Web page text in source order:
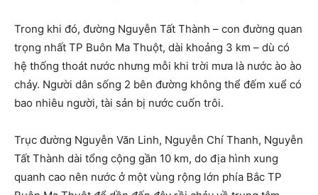
Trong khi đó, đường Nguyễn Tất Thành – con đường quan
trọng nhất TP Buôn Ma Thuột, dài khoảng 3 km – dù có
hệ thống thoát nước nhưng mỗi khi trời mưa là nước ào ào
chảy. Người dân sống 2 bên đường không thể đếm xuể có
bao nhiêu người, tài sản bị nước cuốn trôi.
Trục đường Nguyễn Văn Linh, Nguyễn Chí Thanh, Nguyễn
Tất Thành dài tổng cộng gần 10 km, do địa hình xung
quanh cao nên nước ở một vùng rộng lớn phía Bắc TP